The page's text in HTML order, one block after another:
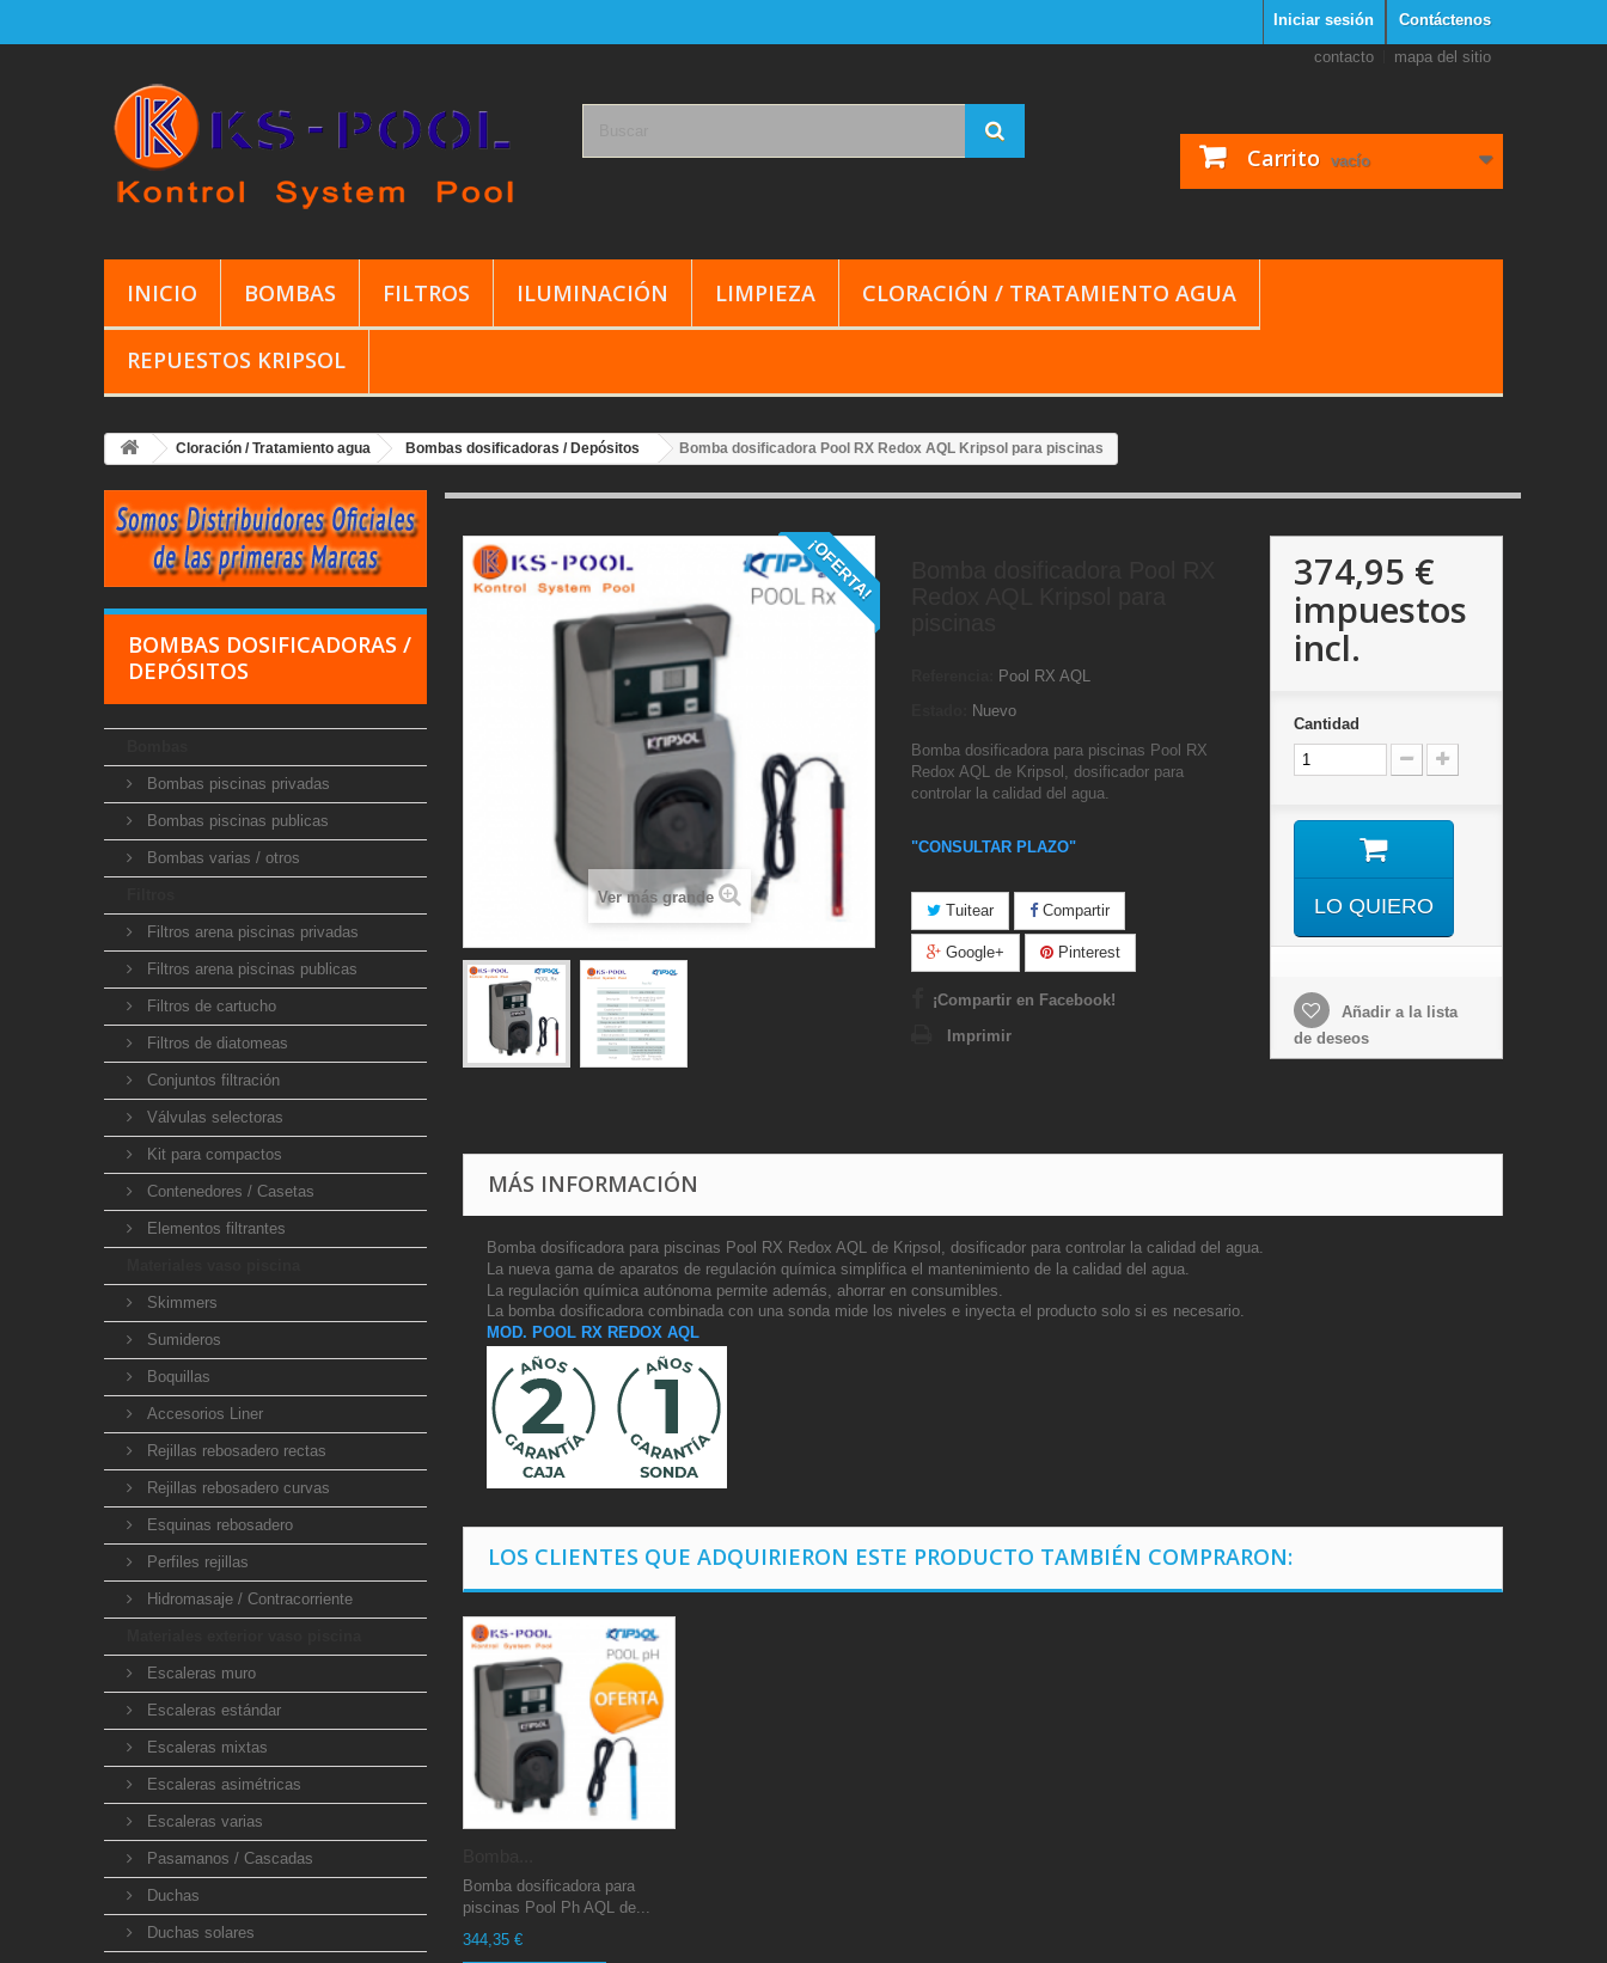
Contáctenos
Iniciar sesión
contacto mapa del sitio
Carrito vacío
INICIO BOMBAS FILTROS ILUMINACIÓN LIMPIEZA CLORACIÓN / TRATAMIENTO AGUA
REPUESTOS KRIPSOL
Cloración / Tratamiento agua Bombas dosificadoras / Depósitos Bomba dosificadora Pool RX Redox AQL Kripsol para piscinas
BOMBAS DOSIFICADORAS /
DEPÓSITOS
Bombas piscinas privadas
Bombas piscinas publicas
Bombas varias / otros
Filtros arena piscinas privadas
Filtros arena piscinas publicas
Filtros de cartucho
Filtros de diatomeas
Conjuntos filtración
Válvulas selectoras
Kit para compactos
Contenedores / Casetas
Elementos filtrantes
Skimmers
Sumideros
Boquillas
Accesorios Liner
Rejillas rebosadero rectas
Rejillas rebosadero curvas
Esquinas rebosadero
Perfiles rejillas
Hidromasaje / Contracorriente
Escaleras muro
Escaleras estándar
Escaleras mixtas
Escaleras asimétricas
Escaleras varias
Pasamanos / Cascadas
Duchas
Duchas solares
¡OFERTA!
Ver más grande
Pool RX AQL
Nuevo
Bomba dosificadora para piscinas Pool RX
Redox AQL de Kripsol, dosificador para
controlar la calidad del agua.
"CONSULTAR PLAZO"
Tuitear Compartir
Google+ Pinterest
¡Compartir en Facebook!
Imprimir
374,95 €
impuestos
incl.
Cantidad
LO QUIERO
Añadir a la lista
de deseos
MÁS INFORMACIÓN
Bomba dosificadora para piscinas Pool RX Redox AQL de Kripsol, dosificador para controlar la calidad del agua.
La nueva gama de aparatos de regulación química simplifica el mantenimiento de la calidad del agua.
La regulación química autónoma permite además, ahorrar en consumibles.
La bomba dosificadora combinada con una sonda mide los niveles e inyecta el producto solo si es necesario.
MOD. POOL RX REDOX AQL
LOS CLIENTES QUE ADQUIRIERON ESTE PRODUCTO TAMBIÉN COMPRARON:
Bomba dosificadora para
piscinas Pool Ph AQL de...
344,35 €